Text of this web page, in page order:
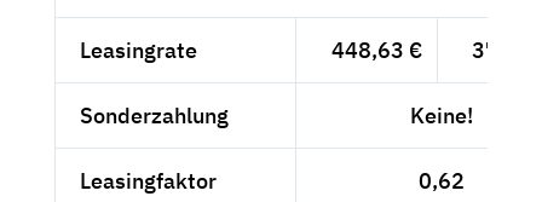
Leasingrate 448,63 € 377,--
Sonderzahlung Keine!
Leasingfaktor 0,62